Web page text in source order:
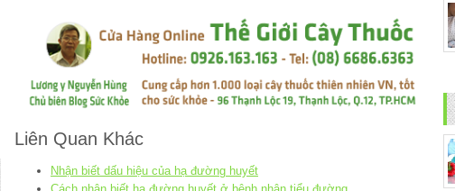
Liên Quan Khác
Nhận biết dấu hiệu của hạ đường huyết